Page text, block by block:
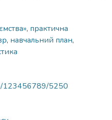
, практична
, навчальний план,
123456789/5250